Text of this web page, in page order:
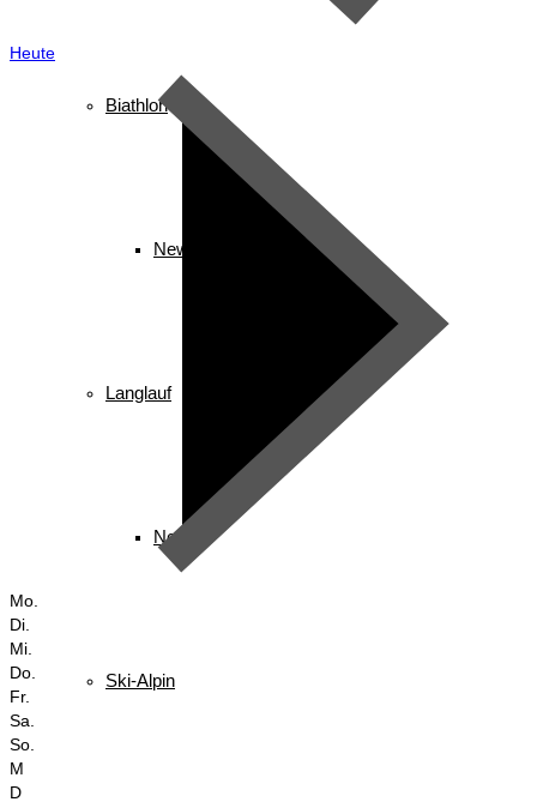
Biathlon
News
Langlauf
News
Ski-Alpin
Heute
Mo.
Di.
Mi.
Do.
Fr.
Sa.
So.
M
D